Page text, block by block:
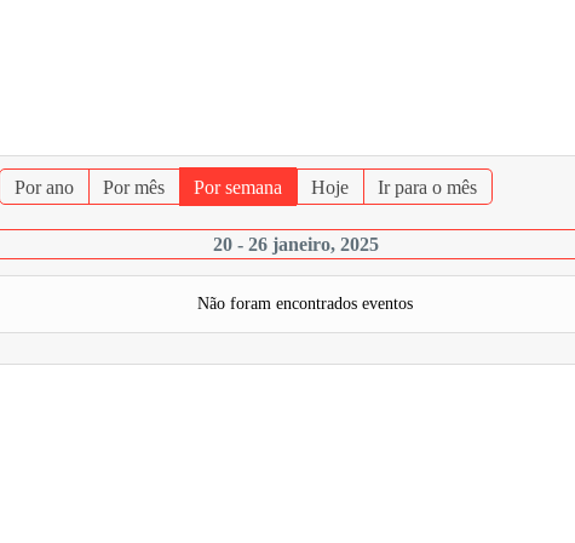
Por ano Por mês Por semana Hoje Ir para o mês
20 - 26 janeiro, 2025
Não foram encontrados eventos